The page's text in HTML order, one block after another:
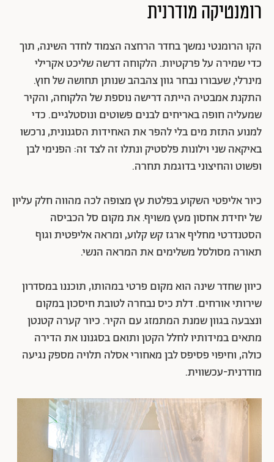
רומנטיקה מודרנית
הקו הרומנטי נמשך בחדר הרחצה הצמוד לחדר השינה, תוך
כדי שמירה על פרקטיות. הלקוחה דרשה שליכט אקרילי
מינרלי, שעבורו נבחר גוון צהבהב שנותן תחושה של חוץ.
התקנת אמבטיה הייתה דרישה נוספת של הלקוחה, והקיר
שמעליה חופה באריחים לבנים פשוטים ונוסטלגיים. כדי
למנוע התזת מים בלי להפר את האחידות הסגנונית, נרכשו
באיקאה שני וילונות פלסטיק ונתלו זה לצד זה: הפנימי לבן
ופשוט והחיצוני בדוגמת תחרה.
כיור אליפטי השקוע בפלטת עץ מצופה לכה מהווה חלק עליון
של יחידת אחסון מעץ משויף. את מקום סל הכביסה
הסטנדרטי מחליף ארגז קש קלוע, ומראה אליפטית וגוף
תאורה מסולסל משלימים את המראה הנשי.
כיוון שחדר שינה הוא מקום פרטי במהותו, תוכננו במסדרון
שירותי אורחים. דלת כיס נבחרה לטובת חיסכון במקום
ונצבעה בגוון שמנת המתמזג עם הקיר. כיור קערה קטנטן
מתאים במידותיו לחלל הקטן ותואם בסגנונו את הדירה
כולה, וחיפוי פסיפס לבן מאחורי אסלה תלויה מספק נגיעה
מודרנית-עכשווית.